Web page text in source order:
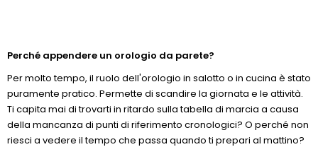
Perché appendere un orologio da parete?
Per molto tempo, il ruolo dell'orologio in salotto o in cucina è stato
puramente pratico. Permette di scandire la giornata e le attività.
Ti capita mai di trovarti in ritardo sulla tabella di marcia a causa
della mancanza di punti di riferimento cronologici? O perché non
riesci a vedere il tempo che passa quando ti prepari al mattino?